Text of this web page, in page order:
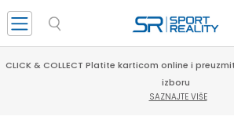
CLICK & COLLECT Platite karticom online i
izboru
SAZNAJTE VIŠE